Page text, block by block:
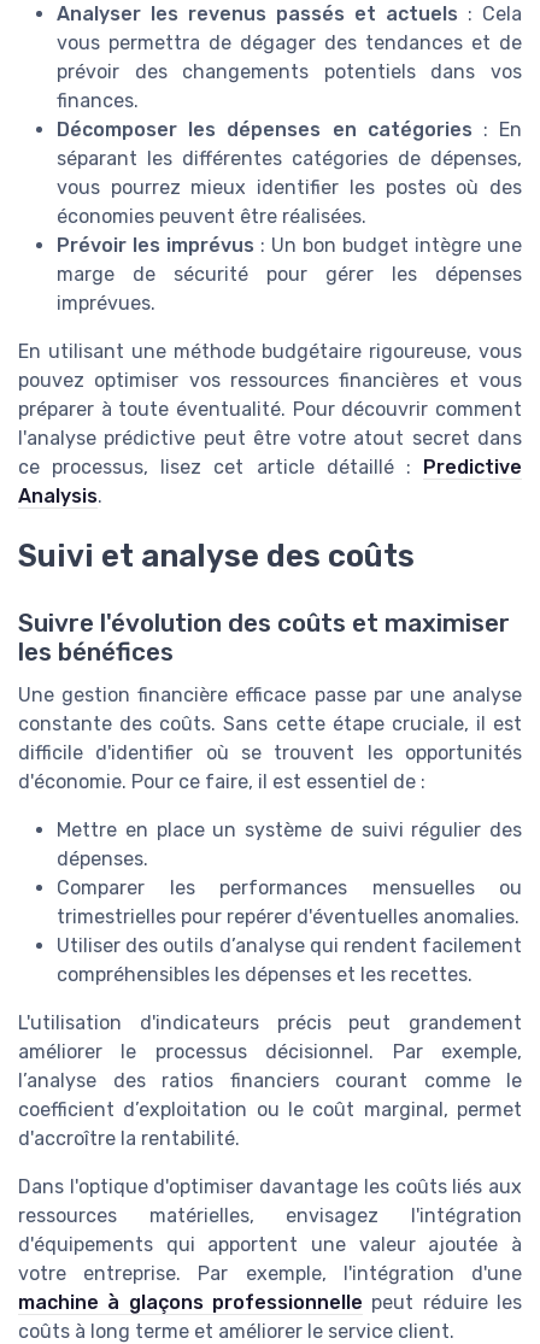
Analyser les revenus passés et actuels : Cela
vous permettra de dégager des tendances et de
prévoir des changements potentiels dans vos
finances.
Décomposer les dépenses en catégories : En
séparant les différentes catégories de dépenses,
vous pourrez mieux identifier les postes où des
économies peuvent être réalisées.
Prévoir les imprévus : Un bon budget intègre une
marge de sécurité pour gérer les dépenses
imprévues.
En utilisant une méthode budgétaire rigoureuse, vous
pouvez optimiser vos ressources financières et vous
préparer à toute éventualité. Pour découvrir comment
l'analyse prédictive peut être votre atout secret dans
ce processus, lisez cet article détaillé : Predictive
Analysis.
Suivi et analyse des coûts
Suivre l'évolution des coûts et maximiser
les bénéfices
Une gestion financière efficace passe par une analyse
constante des coûts. Sans cette étape cruciale, il est
difficile d'identifier où se trouvent les opportunités
d'économie. Pour ce faire, il est essentiel de :
Mettre en place un système de suivi régulier des
dépenses.
Comparer les performances mensuelles ou
trimestrielles pour repérer d'éventuelles anomalies.
Utiliser des outils d’analyse qui rendent facilement
compréhensibles les dépenses et les recettes.
L'utilisation d'indicateurs précis peut grandement
améliorer le processus décisionnel. Par exemple,
l’analyse des ratios financiers courant comme le
coefficient d’exploitation ou le coût marginal, permet
d'accroître la rentabilité.
Dans l'optique d'optimiser davantage les coûts liés aux
ressources matérielles, envisagez l'intégration
d'équipements qui apportent une valeur ajoutée à
votre entreprise. Par exemple, l'intégration d'une
machine à glaçons professionnelle peut réduire les
coûts à long terme et améliorer le service client.